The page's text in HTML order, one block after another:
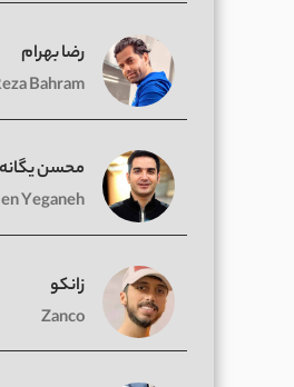
رضا بهرام
Bahram
محسن یگانه
Yeganeh
زانکو
Zanco